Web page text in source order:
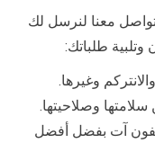
تواصل معنا لنرسل لك
طلباتك:
وغيرها.
وصلاحيتها.
آت بفضل أفضل